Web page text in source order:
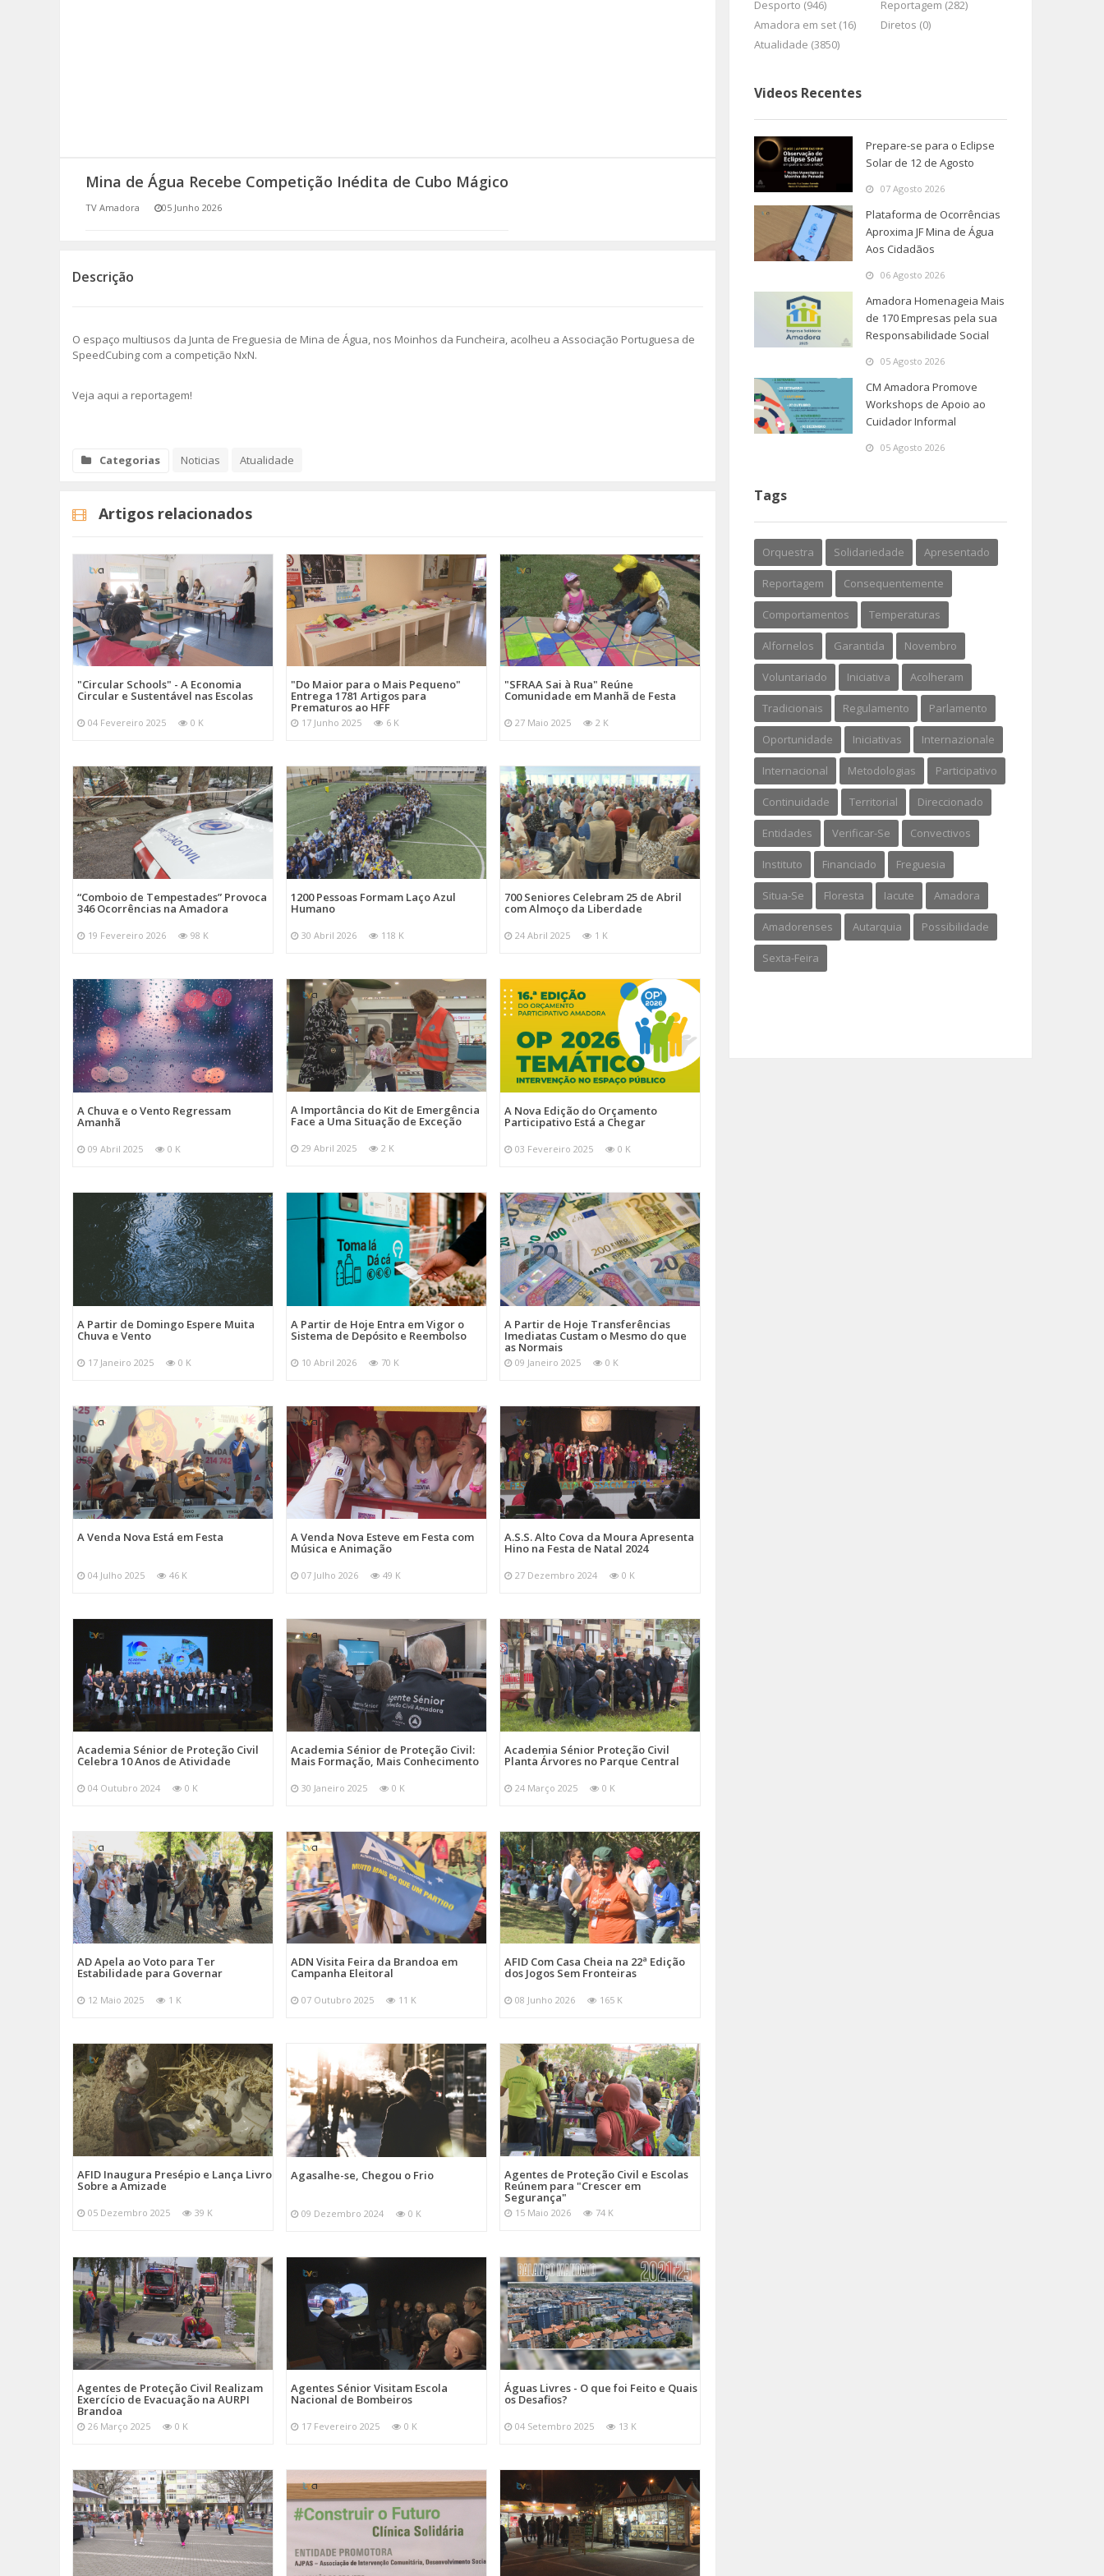
(RE) PENSAMENTOS
Mina de Água Recebe Competição Inédita de Cubo Mágico
TV Amadora 05 Junho 2026
Descrição
O espaço multiusos da Junta de Freguesia de Mina de Água, nos Moinhos da Funcheira, acolheu a Associação Portuguesa de
SpeedCubing com a competição NxN.
Veja aqui a reportagem!
Categorias Noticias Atualidade
Artigos relacionados
"Circular Schools" - A Economia
Circular e Sustentável nas Escolas
04 Fevereiro 2025 0 K
"Do Maior para o Mais Pequeno"
Entrega 1781 Artigos para
Prematuros ao HFF
17 Junho 2025 6 K
"SFRAA Sai à Rua" Reúne
Comunidade em Manhã de Festa
27 Maio 2025 2 K
“Comboio de Tempestades” Provoca
346 Ocorrências na Amadora
19 Fevereiro 2026 98 K
1200 Pessoas Formam Laço Azul
Humano
30 Abril 2026 118 K
700 Seniores Celebram 25 de Abril
com Almoço da Liberdade
24 Abril 2025 1 K
A Chuva e o Vento Regressam
Amanhã
09 Abril 2025 0 K
A Importância do Kit de Emergência
Face a Uma Situação de Exceção
29 Abril 2025 2 K
A Nova Edição do Orçamento
Participativo Está a Chegar
03 Fevereiro 2025 0 K
A Partir de Domingo Espere Muita
Chuva e Vento
17 Janeiro 2025 0 K
A Partir de Hoje Entra em Vigor o
Sistema de Depósito e Reembolso
10 Abril 2026 70 K
A Partir de Hoje Transferências
Imediatas Custam o Mesmo do que
as Normais
09 Janeiro 2025 0 K
A Venda Nova Está em Festa
04 Julho 2025 46 K
A Venda Nova Esteve em Festa com
Música e Animação
07 Julho 2026 49 K
A.S.S. Alto Cova da Moura Apresenta
Hino na Festa de Natal 2024
27 Dezembro 2024 0 K
Academia Sénior de Proteção Civil
Celebra 10 Anos de Atividade
04 Outubro 2024 0 K
Academia Sénior de Proteção Civil:
Mais Formação, Mais Conhecimento
30 Janeiro 2025 0 K
Academia Sénior Proteção Civil
Planta Árvores no Parque Central
24 Março 2025 0 K
AD Apela ao Voto para Ter
Estabilidade para Governar
12 Maio 2025 1 K
ADN Visita Feira da Brandoa em
Campanha Eleitoral
07 Outubro 2025 11 K
AFID Com Casa Cheia na 22ª Edição
dos Jogos Sem Fronteiras
08 Junho 2026 165 K
AFID Inaugura Presépio e Lança Livro
Sobre a Amizade
05 Dezembro 2025 39 K
Agasalhe-se, Chegou o Frio
09 Dezembro 2024 0 K
Agentes de Proteção Civil e Escolas
Reúnem para "Crescer em
Segurança"
15 Maio 2026 74 K
Agentes de Proteção Civil Realizam
Exercício de Evacuação na AURPI
Brandoa
26 Março 2025 0 K
Agentes Sénior Visitam Escola
Nacional de Bombeiros
17 Fevereiro 2025 0 K
Águas Livres - O que foi Feito e Quais
os Desafios?
04 Setembro 2025 13 K
Desporto (946)
Reportagem (282)
Amadora em set (16)
Diretos (0)
Atualidade (3850)
Videos Recentes
Prepare-se para o Eclipse
Solar de 12 de Agosto
07 Agosto 2026
Plataforma de Ocorrências
Aproxima JF Mina de Água
Aos Cidadãos
06 Agosto 2026
Amadora Homenageia Mais
de 170 Empresas pela sua
Responsabilidade Social
05 Agosto 2026
CM Amadora Promove
Workshops de Apoio ao
Cuidador Informal
05 Agosto 2026
Tags
Orquestra Solidariedade Apresentado
Reportagem Consequentemente
Comportamentos Temperaturas
Alfornelos Garantida Novembro
Voluntariado Iniciativa Acolheram
Tradicionais Regulamento Parlamento
Oportunidade Iniciativas Internazionale
Internacional Metodologias Participativo
Continuidade Territorial Direccionado
Entidades Verificar-Se Convectivos
Instituto Financiado Freguesia
Situa-Se Floresta Iacute Amadora
Amadorenses Autarquia Possibilidade
Sexta-Feira